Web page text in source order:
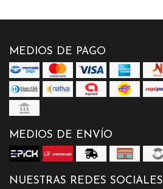
MEDIOS DE PAGO
MEDIOS DE ENVÍO
NUESTRAS REDES SOCIALES